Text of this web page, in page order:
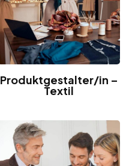
Produktgestalter/in –
Textil